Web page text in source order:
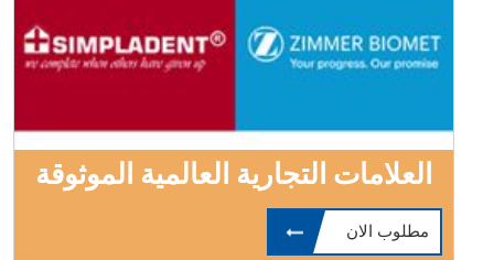
العلامات التجارية العالمية الموثوقة
مطلوب الان